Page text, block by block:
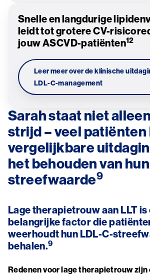
Snelle en langdurige
leidt tot grotere CV-
jouw ASCVD-patiënten12
Leer meer over de klinische
LDL-C-management
Sarah staat niet
strijd – veel patiënten
vergelijkbare
het behouden van
streefwaarde9
Lage therapietrouw aan LLT is
belangrijke factor die
weerhoudt hun LDL-C-
behalen.9
Redenen voor lage therapietrouw zijn